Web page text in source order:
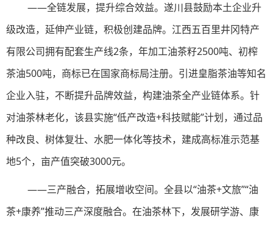
——全链发展，提升综合效益。遂川县鼓励本土企业升
级改造，延伸产业链，积极创建品牌。江西五百里井冈特产
有限公司拥有配套生产线2条，年加工油茶籽2500吨、初榨
茶油500吨，商标已在国家商标局注册。引进皇脂茶油等知名
企业入驻，不断提升品牌效益，构建油茶全产业链体系。针
对油茶林老化，该县实施“低产改造+科技赋能”计划，通过品
种改良、树体复壮、水肥一体化等技术，建成高标准示范基
地5个，亩产值突破3000元。
——三产融合，拓展增收空间。全县以“油茶+文旅”“油
茶+康养”推动三产深度融合。在油茶林下，发展研学游、康